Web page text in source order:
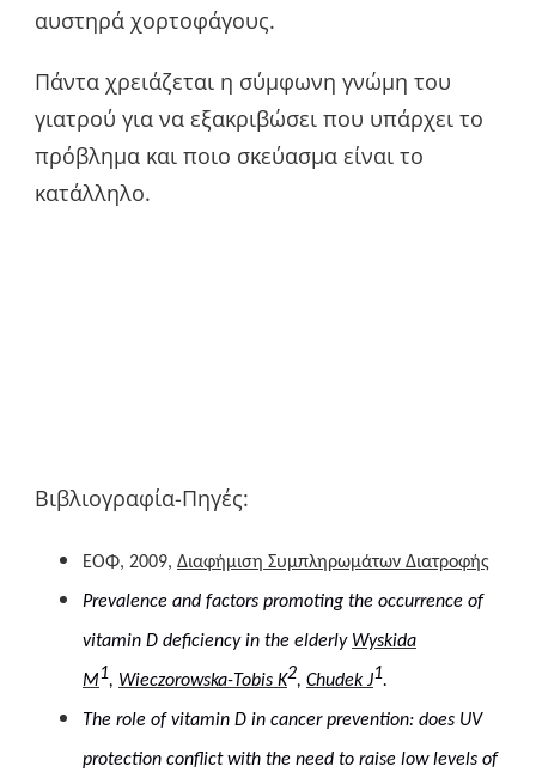
αυστηρά χορτοφάγους.
Πάντα χρειάζεται η σύμφωνη γνώμη του
γιατρού για να εξακριβώσει που υπάρχει το
πρόβλημα και ποιο σκεύασμα είναι το
κατάλληλο.
Βιβλιογραφία-Πηγές:
ΕΟΦ, 2009, Διαφήμιση Συμπληρωμάτων Διατροφής
Prevalence and factors promoting the occurrence of
vitamin D deficiency in the elderly Wyskida
M1, Wieczorowska-Tobis K2, Chudek J1.
The role of vitamin D in cancer prevention: does UV
protection conflict with the need to raise low levels of